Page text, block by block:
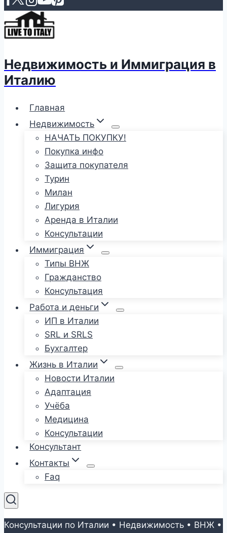
Недвижимость и Иммиграция в
Италию
Главная
Недвижимость
НАЧАТЬ ПОКУПКУ!
Покупка инфо
Защита покупателя
Турин
Милан
Лигурия
Аренда в Италии
Консультации
Иммиграция
Типы ВНЖ
Гражданство
Консультация
Работа и деньги
ИП в Италии
SRL и SRLS
Бухгалтер
Жизнь в Италии
Новости Италии
Адаптация
Учёба
Медицина
Консультации
Консультант
Контакты
Faq
Консультации по Италии • Недвижимость • ВНЖ •